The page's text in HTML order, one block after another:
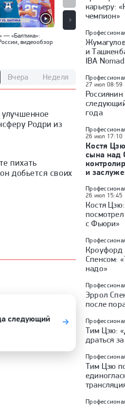
— «Балтика»:
видеообзор
«Спартак» —
Кубок России,
Вчера Неделя
улучшенное
Родри из
пихать
добьется своих
следующий
карьеру:
чемпион»
и
IBA
27 июл 08:59
Россиянин
года
26 июл 17:10
Костя
сына над
и
26 июл 15:45
Костя
с Фьюри»
Кроуфорд
Спенсом:
надо»
Эррол
после
Тим Цзю:
драться
Тим Цзю